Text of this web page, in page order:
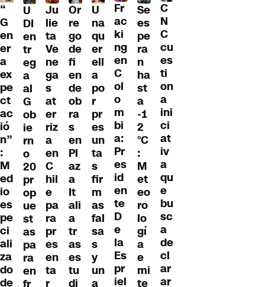
“
G
en
er
a
ex
pe
ct
ac
ió
n”
:
M
ed
io
es
pe
ci
ali
za
do
de
U
DI
en
tr
eg
a
al
G
ob
ie
rn
o
20
pr
op
ue
st
as
pa
ra
en
Ju
lie
ta
Ve
ne
ga
s
at
er
riz
a
en
C
hil
e
pa
ra
pr
es
en
ta
r
Or
re
go
de
fi
en
de
ob
ra
s
en
Pl
az
a
It
ali
a
tr
as
es
tu
di
U
na
qu
er
ell
a
po
r
pr
es
un
ta
s
fir
m
as
fal
sa
s
y
un
a
Fr
ac
ki
ng
en
C
ol
o
m
bi
a:
Pr
es
id
en
te
D
e
la
Es
pr
iel
Se
es
pe
ra
n
ha
st
a
-1
2
°C
:
M
et
eo
ro
lo
gí
a
e
mi
te
C
N
C
cu
es
ti
on
a
ini
ci
at
iv
a
qu
e
bu
sc
a
de
cl
ar
ar